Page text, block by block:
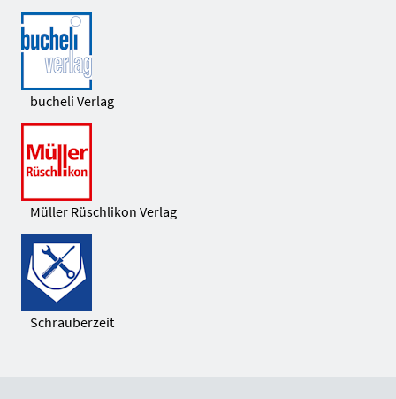
bucheli Verlag
Müller Rüschlikon Verlag
Schrauberzeit